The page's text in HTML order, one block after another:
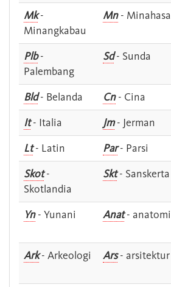
Mk-
Minangkabau
Mn- Minahasa
Plb-
Palembang
Sd- Sunda
Bld- Belanda Cn- Cina
It- Italia Jm- Jerman
Lt- Latin Par- Parsi
Skot-
Skotlandia
Skt- Sanskerta
Yn- Yunani Anat- anatomi
Ark- Arkeologi Ars- arsitektur